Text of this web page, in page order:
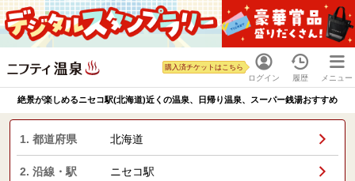
ログイン
購入済チケットはこちら
履歴 メニュー
絶景が楽しめるニセコ駅(北海道)近くの温泉、日帰り温泉、スーパー銭湯おすすめ
1. 都道府県 北海道
2. 沿線・駅 ニセコ駅